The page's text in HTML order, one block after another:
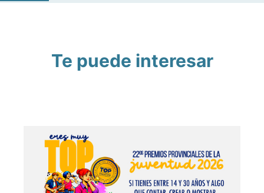
Te puede interesar